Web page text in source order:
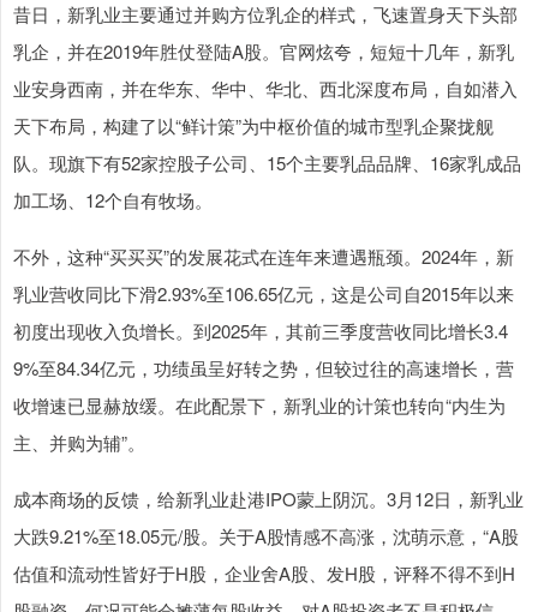
昔日，新乳业主要通过并购方位乳企的样式，飞速置身天下头部
乳企，并在2019年胜仗登陆A股。官网炫夸，短短十几年，新乳
业安身西南，并在华东、华中、华北、西北深度布局，自如潜入
天下布局，构建了以“鲜计策”为中枢价值的城市型乳企聚拢舰
队。现旗下有52家控股子公司、15个主要乳品品牌、16家乳成品
加工场、12个自有牧场。
不外，这种“买买买”的发展花式在连年来遭遇瓶颈。2024年，新
乳业营收同比下滑2.93%至106.65亿元，这是公司自2015年以来
初度出现收入负增长。到2025年，其前三季度营收同比增长3.4
9%至84.34亿元，功绩虽呈好转之势，但较过往的高速增长，营
收增速已显赫放缓。在此配景下，新乳业的计策也转向“内生为
主、并购为辅”。
成本商场的反馈，给新乳业赴港IPO蒙上阴沉。3月12日，新乳业
大跌9.21%至18.05元/股。关于A股情感不高涨，沈萌示意，“A股
估值和流动性皆好于H股，企业舍A股、发H股，评释不得不到H